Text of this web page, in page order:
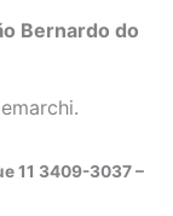
Bernardo do
11 3409-3037 –